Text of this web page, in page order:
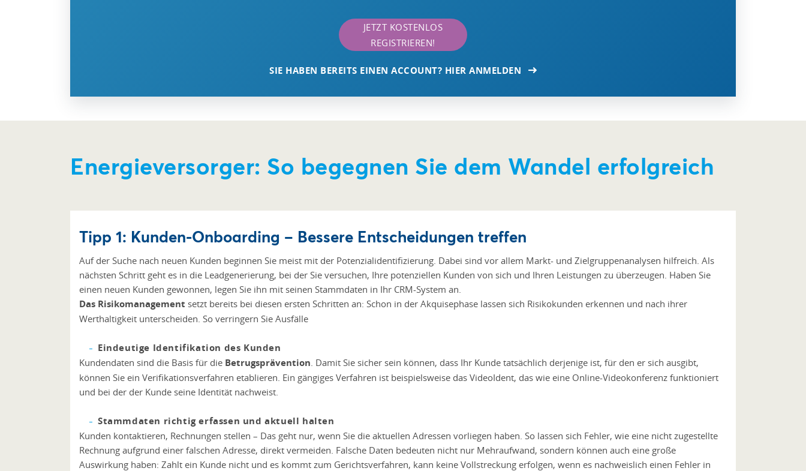
JETZT KOSTENLOS
REGISTRIEREN!
SIE HABEN BEREITS EINEN ACCOUNT? HIER ANMELDEN
Energieversorger: So begegnen Sie dem Wandel erfolgreich
Tipp 1: Kunden-Onboarding – Bessere Entscheidungen treffen
Auf der Suche nach neuen Kunden beginnen Sie meist mit der Potenzialidentifizierung. Dabei sind vor allem Markt- und Zielgruppenanalysen hilfreich. Als
nächsten Schritt geht es in die Leadgenerierung, bei der Sie versuchen, Ihre potenziellen Kunden von sich und Ihren Leistungen zu überzeugen. Haben Sie
einen neuen Kunden gewonnen, legen Sie ihn mit seinen Stammdaten in Ihr CRM-System an.
Das Risikomanagement setzt bereits bei diesen ersten Schritten an: Schon in der Akquisephase lassen sich Risikokunden erkennen und nach ihrer
Werthaltigkeit unterscheiden. So verringern Sie Ausfälle
Eindeutige Identifikation des Kunden
Kundendaten sind die Basis für die Betrugsprävention. Damit Sie sicher sein können, dass Ihr Kunde tatsächlich derjenige ist, für den er sich ausgibt,
können Sie ein Verifikationsverfahren etablieren. Ein gängiges Verfahren ist beispielsweise das VideoIdent, das wie eine Online-Videokonferenz funktioniert
und bei der der Kunde seine Identität nachweist.
Stammdaten richtig erfassen und aktuell halten
Kunden kontaktieren, Rechnungen stellen – Das geht nur, wenn Sie die aktuellen Adressen vorliegen haben. So lassen sich Fehler, wie eine nicht zugestellte
Rechnung aufgrund einer falschen Adresse, direkt vermeiden. Falsche Daten bedeuten nicht nur Mehraufwand, sondern können auch eine große
Auswirkung haben: Zahlt ein Kunde nicht und es kommt zum Gerichtsverfahren, kann keine Vollstreckung erfolgen, wenn es nachweislich einen Fehler in